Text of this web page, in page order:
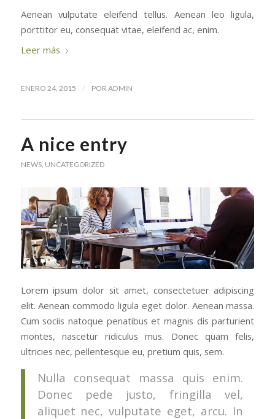
Aenean vulputate eleifend tellus. Aenean leo ligula,
porttitor eu, consequat vitae, eleifend ac, enim.
Leer más
ENERO 24, 2015 / POR ADMIN
A nice entry
NEWS, UNCATEGORIZED
Lorem ipsum dolor sit amet, consectetuer adipiscing
elit. Aenean commodo ligula eget dolor. Aenean massa.
Cum sociis natoque penatibus et magnis dis parturient
montes, nascetur ridiculus mus. Donec quam felis,
ultricies nec, pellentesque eu, pretium quis, sem.
Nulla consequat massa quis enim.
Donec pede justo, fringilla vel,
aliquet nec, vulputate eget, arcu. In